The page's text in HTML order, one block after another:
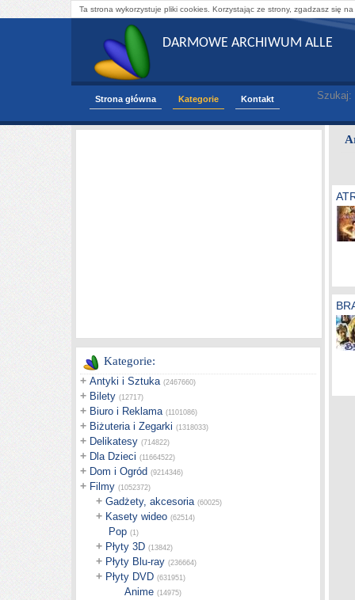
Ta strona wykorzystuje pliki cookies. Korzystając ze strony, zgadzasz się
DARMOWE ARCHIWUM ALLE
Strona główna Kategorie Kontakt Szukaj:
Kategorie:
+ Antyki i Sztuka (2467660)
+ Bilety (12717)
+ Biuro i Reklama (1101086)
+ Biżuteria i Zegarki (1318033)
+ Delikatesy (714822)
+ Dla Dzieci (11664522)
+ Dom i Ogród (9214346)
+ Filmy (1052372)
+ Gadżety, akcesoria (60025)
+ Kasety wideo (62514)
Pop (1)
+ Płyty 3D (13842)
+ Płyty Blu-ray (236664)
+ Płyty DVD (631951)
Anime (14975)